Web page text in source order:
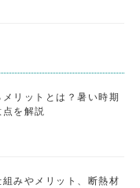
リットとは？暑い時期
を解説
みやメリット、断熱材